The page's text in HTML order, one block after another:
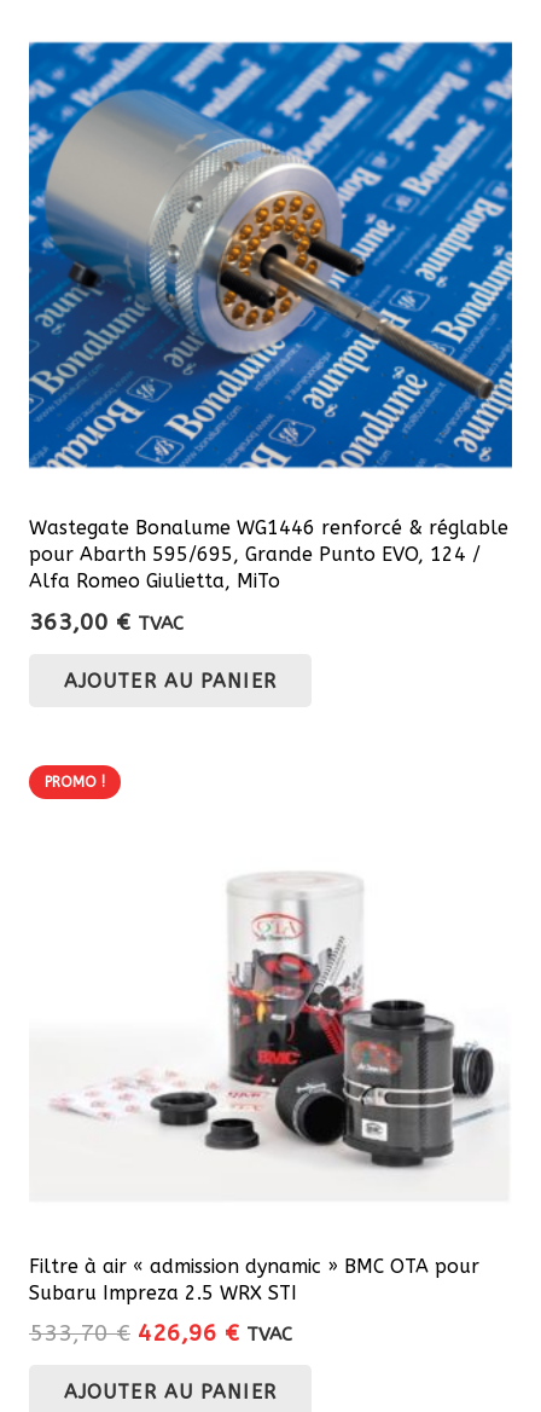
Wastegate Bonalume WG1446 renforcé & réglable
pour Abarth 595/695, Grande Punto EVO, 124 /
Alfa Romeo Giulietta, MiTo
363,00 € TVAC
AJOUTER AU PANIER
PROMO !
Filtre à air « admission dynamic » BMC OTA pour
Subaru Impreza 2.5 WRX STI
533,70€ Le
initial
426,96 €Le
actuel
TVAC
AJOUTER AU PANIER